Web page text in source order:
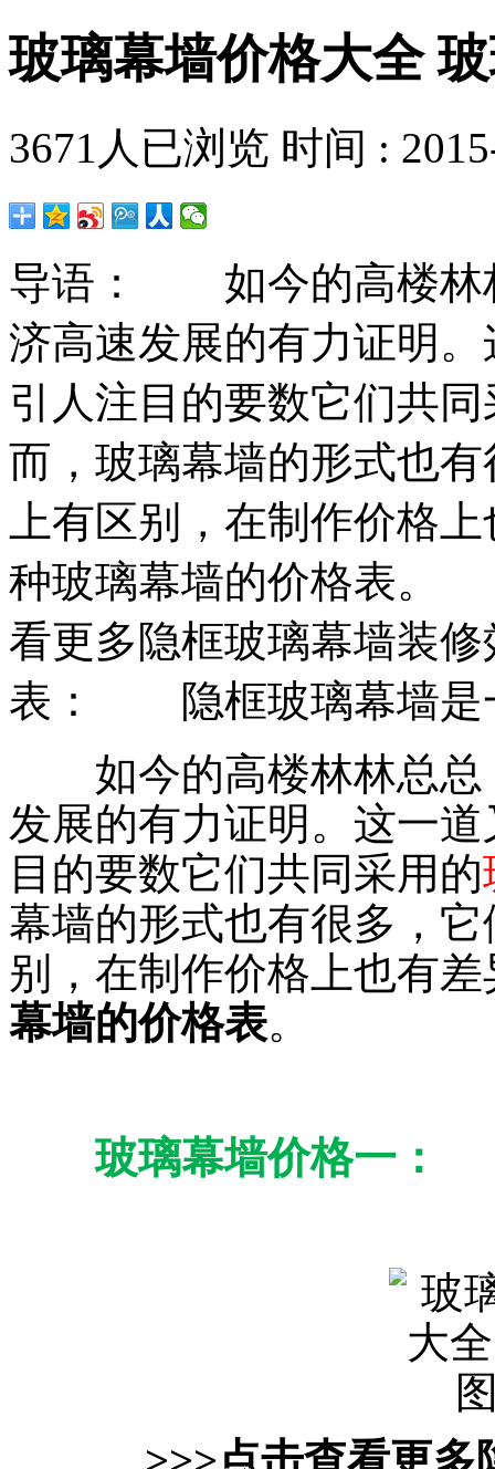
玻璃幕墙价格大全
3671 人已浏览 时间 :
导语： 如今的高楼林
济高速发展的有力证明
引人注目的要数它们共
而，玻璃幕墙的形式也
上有区别，在制作价格
种玻璃幕墙的价格表。
看更多隐框玻璃幕墙装
表： 隐框玻璃幕墙是
如今的高楼林林总总
发展的有力证明。这一
目的要数它们共同采用的
幕墙的形式也有很多，
别，在制作价格上也有
幕墙的价格表。
玻璃幕墙价格一：
>>>点击查看更